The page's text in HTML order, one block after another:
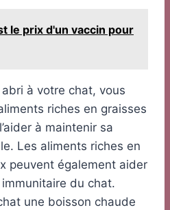
le prix d'un vaccin pour
à votre chat, vous
riches en graisses
à maintenir sa
Les aliments riches en
peuvent également aider
du chat.
une boisson chaude